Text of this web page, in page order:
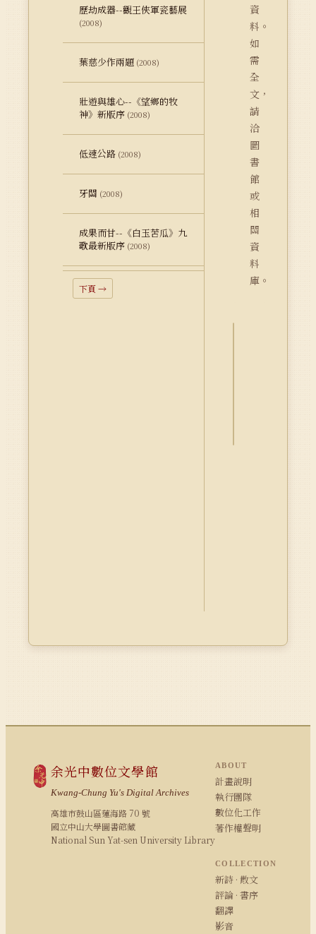
歷劫成器--觀王俠軍瓷藝展
(2008)
葉慈少作兩題 (2008)
壯遊與雄心--《望鄉的牧
神》新版序 (2008)
低速公路 (2008)
牙關 (2008)
成果而甘--《白玉苦瓜》九
歌最新版序 (2008)
下頁 →
資
料。
如
需
全
文，
請
洽
圖
書
館
或
相
關
資
料
庫。
余光中數位文學館
Kwang-Chung Yu's Digital Archives
高雄市鼓山區蓮海路 70 號
國立中山大學圖書館藏
National Sun Yat-sen University Library
ABOUT
計畫說明
執行團隊
數位化工作
著作權聲明
COLLECTION
新詩 · 散文
評論 · 書序
翻譯
影音